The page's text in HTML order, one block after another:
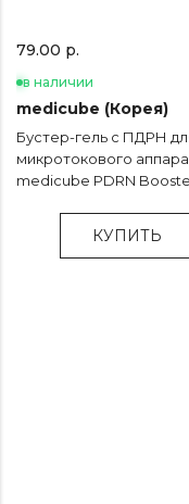
79.00 р.
в наличии
medicube (Корея)
Бустер-гель с ПДРН
микротокового
medicube PDRN
КУПИТЬ